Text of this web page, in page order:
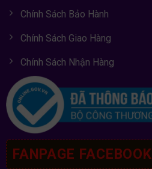
Chính Sách Bảo Hành
Chính Sách Giao Hàng
Chính Sách Nhận Hàng
FANPAGE FACEBOOK